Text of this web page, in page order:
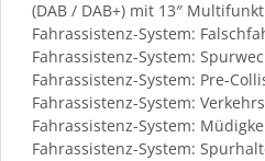
(DAB / DAB+) mit 13″
Fahrassistenz-System:
Fahrassistenz-System:
Fahrassistenz-System: Pre-
Fahrassistenz-System:
Fahrassistenz-System:
Fahrassistenz-System: